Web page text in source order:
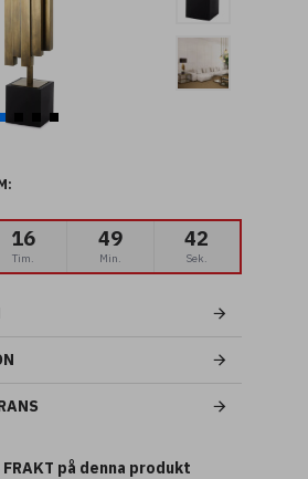
FRAKT på denna produkt
16
Tim.
49
Min.
41
Sek.